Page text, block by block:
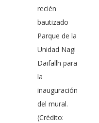
recién
bautizado
Parque de la
Unidad Nagi
Daifallh para
la
inauguración
del mural.
(Crédito: